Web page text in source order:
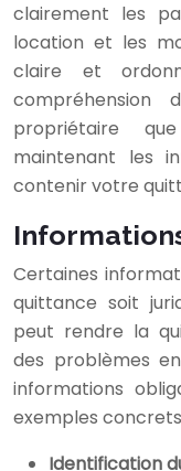
clairement les
location et les
claire et
propriétaire
maintenant les
contenir votre
Certaines
quittance soit
peut rendre la
des problèmes
informations
exemples
Identification